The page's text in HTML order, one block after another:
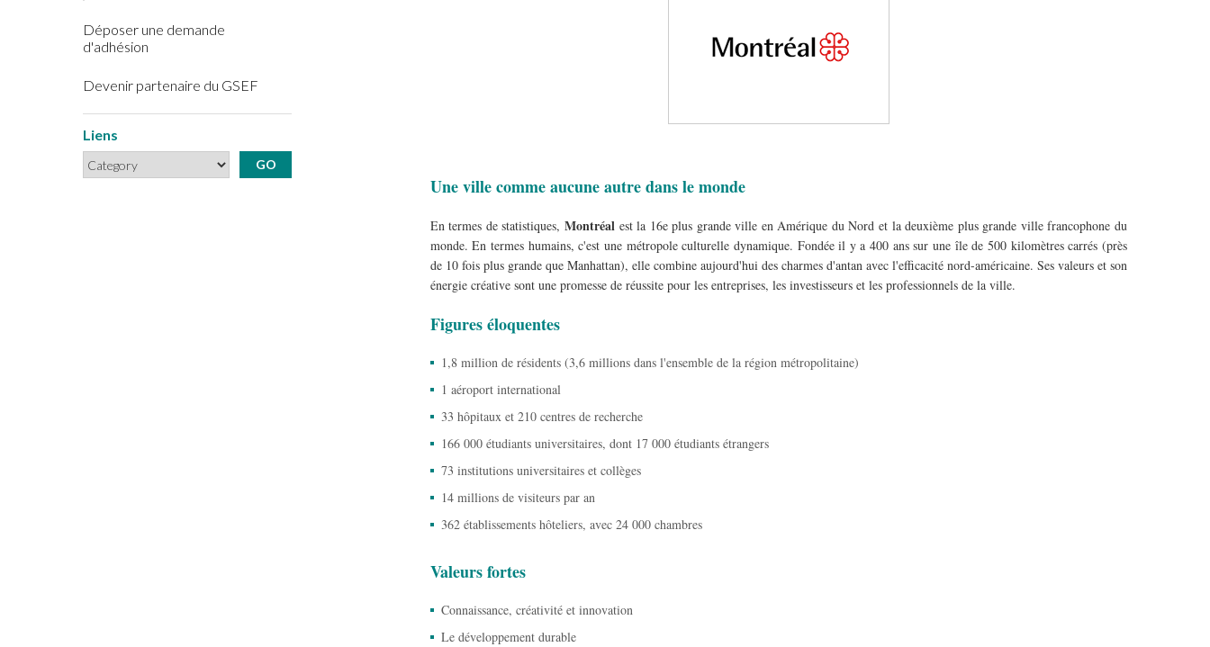
Déposer une demande
d'adhésion
Devenir partenaire du GSEF
Liens
Une ville comme aucune autre dans le monde
En termes de statistiques,Montréal est la 16e plus grande ville en Amérique du Nord et la deuxième plus grande ville francophone du
monde. En termes humains, c'est une métropole culturelle dynamique. Fondée il y a 400 ans sur une île de 500 kilomètres carrés (près
de 10 fois plus grande que Manhattan), elle combine aujourd'hui des charmes d'antan avec l'efficacité nord-américaine. Ses valeurs et son
énergie créative sont une promesse de réussite pour les entreprises, les investisseurs et les professionnels de la ville.
Figures éloquentes
1,8 million de résidents (3,6 millions dans l'ensemble de la région métropolitaine)
1 aéroport international
33 hôpitaux et 210 centres de recherche
166 000 étudiants universitaires, dont 17 000 étudiants étrangers
73 institutions universitaires et collèges
14 millions de visiteurs par an
362 établissements hôteliers, avec 24 000 chambres
Valeurs fortes
Connaissance, créativité et innovation
Le développement durable